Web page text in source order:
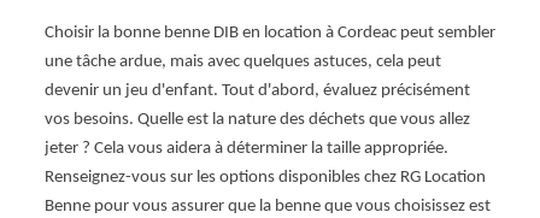
Choisir la bonne benne DIB en location à Cordeac peut sembler
une tâche ardue, mais avec quelques astuces, cela peut
devenir un jeu d'enfant. Tout d'abord, évaluez précisément
vos besoins. Quelle est la nature des déchets que vous allez
jeter ? Cela vous aidera à déterminer la taille appropriée.
Renseignez-vous sur les options disponibles chez RG Location
Benne pour vous assurer que la benne que vous choisissez est